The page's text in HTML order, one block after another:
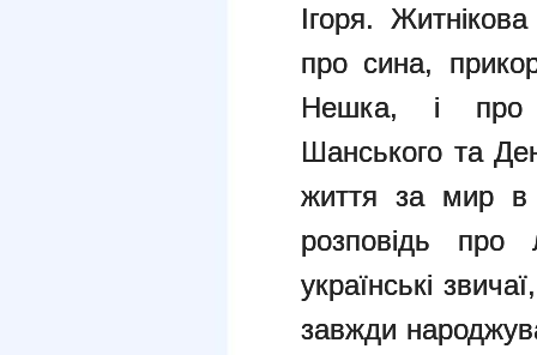
Ігоря.
про сина,
Нешка, і про
Шанського та
життя за мир в
розповідь
українські
завжди